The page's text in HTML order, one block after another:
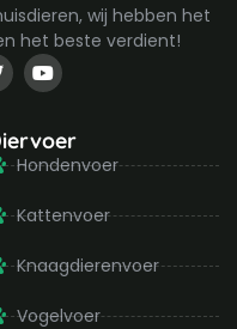
wij hebben het
het beste verdient!
Y
o
u
u
b
e
Hondenvoer
Kattenvoer
Knaagdierenvoer
Vogelvoer